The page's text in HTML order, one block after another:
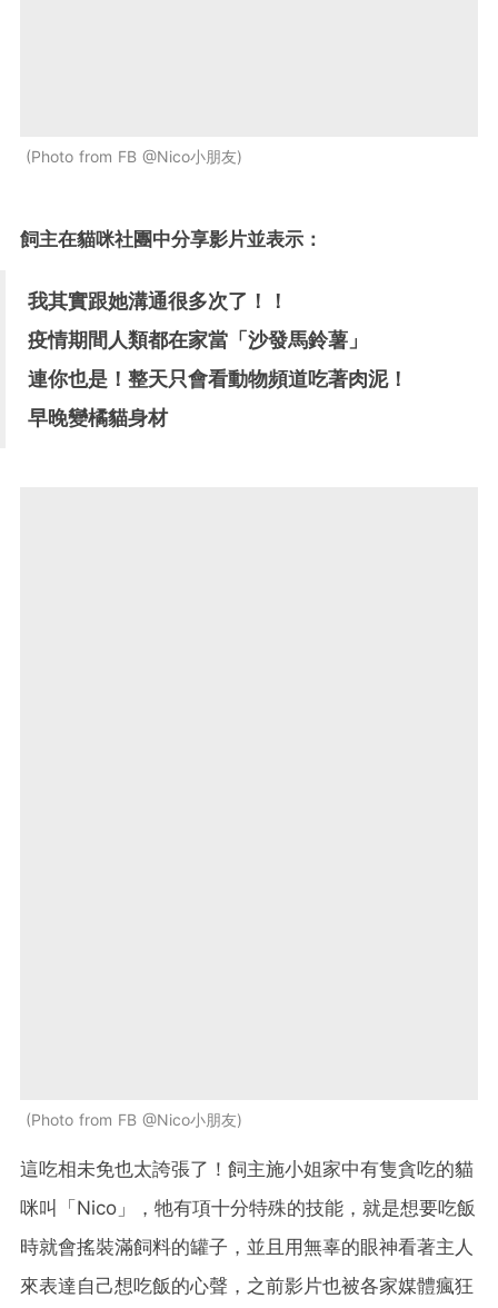
Photo from FB @Nico小朋友
飼主在貓咪社團中分享影片並表示：
我其實跟她溝通很多次了！！
疫情期間人類都在家當「沙發馬鈴薯」
連你也是！整天只會看動物頻道吃著肉泥！
早晚變橘貓身材
Photo from FB @Nico小朋友
這吃相未免也太誇張了！飼主施小姐家中有隻貪吃的貓
咪叫「Nico」，牠有項十分特殊的技能，就是想要吃飯
時就會搖裝滿飼料的罐子，並且用無辜的眼神看著主人
來表達自己想吃飯的心聲，之前影片也被各家媒體瘋狂